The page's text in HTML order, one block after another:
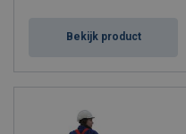
Bekijk product